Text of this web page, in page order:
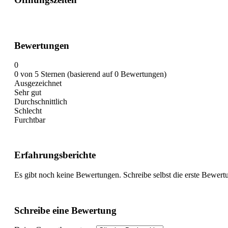
Bewertungen
0
0 von 5 Sternen (basierend auf 0 Bewertungen)
Ausgezeichnet
Sehr gut
Durchschnittlich
Schlecht
Furchtbar
Erfahrungsberichte
Es gibt noch keine Bewertungen. Schreibe selbst die erste
Schreibe eine Bewertung